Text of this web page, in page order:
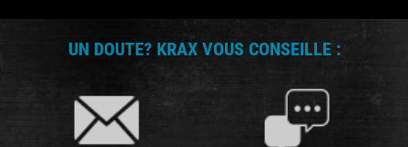
UN DOUTE? KRAX VOUS CONSEILLE :